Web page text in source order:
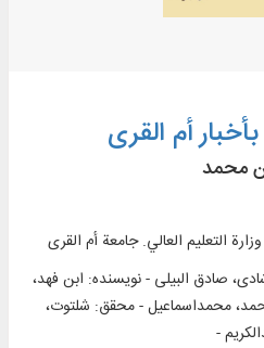
أم القری
محمد
التعلیم العالي. جامعة أم القری
صادق البیلی - نویسنده: ابن فهد،
محمداسماعیل - محقق: شلتوت،
-